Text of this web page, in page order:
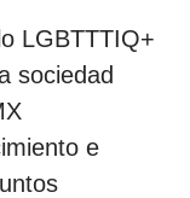
LGBTTTIQ+
sociedad
e